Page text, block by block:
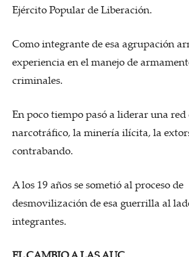
Ejército Popular de Liberación.
Como integrante de esa agrupación
experiencia en el manejo de
criminales.
En poco tiempo pasó a liderar una
narcotráfico, la minería ilícita, la
contrabando.
A los 19 años se sometió al proceso de
desmovilización de esa guerrilla al
integrantes.